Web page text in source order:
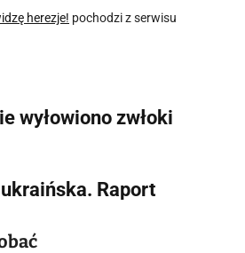
herezje! pochodzi z serwisu
wyłowiono zwłoki
Raport